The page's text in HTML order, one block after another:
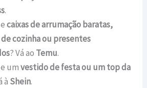
.
caixas de arrumação baratas,
cozinha ou presentes
? Vá ao Temu.
umvestido de festa ou um top da
à Shein.